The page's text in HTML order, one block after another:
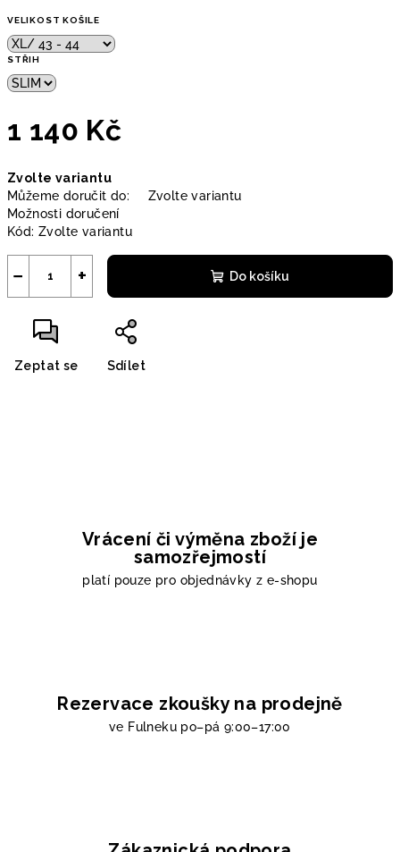
VELIKOST KOŠILE
STŘIH
1 140 Kč
cena:
Zvolte variantu
Můžeme doručit do:
Zvolte variantu
Možnosti doručení
Kód: Zvolte variantu
+
− Do košíku
Zeptat se Sdílet
Vrácení či výměna zboží je
samozřejmostí
platí pouze pro objednávky z e-shopu
Rezervace zkoušky na prodejně
ve Fulneku po–pá 9:00–17:00